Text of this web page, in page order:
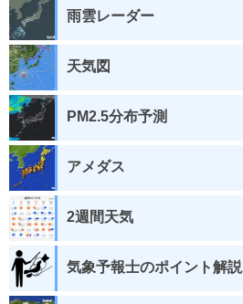
雨雲レーダー
天気図
PM2.5分布予測
アメダス
2週間天気
気象予報士のポイント解説